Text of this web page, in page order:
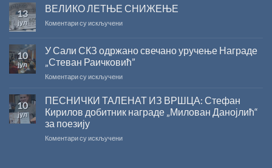
за
капиталних
на
српском
РАДОЈЧИЋ
ЖИЧКЕ
2026.
ГОДИНУ
13
јул
ВЕЛИКО ЛЕТЊЕ СНИЖЕЊЕ
Коментари су искљученина
СНИЖЕЊЕ
10
јул
У Сали СКЗ одржано свечано уручење Награде
„Стеван Раичковић”
Коментари су искљученина
Сали
одржано
уручење
10
јул
ПЕСНИЧКИ ТАЛЕНАТ ИЗ ВРШЦА: Стефан
Кирилов добитник награде „Милован Данојлић“
за поезију
Коментари су искљученина